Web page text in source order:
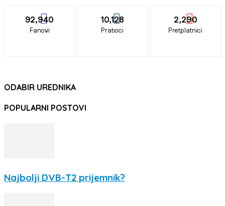
92,940
Fanovi
10,128
Pratioci
2,290
Pretplatnici
ODABIR UREDNIKA
POPULARNI POSTOVI
Najbolji DVB-T2 prijemnik?